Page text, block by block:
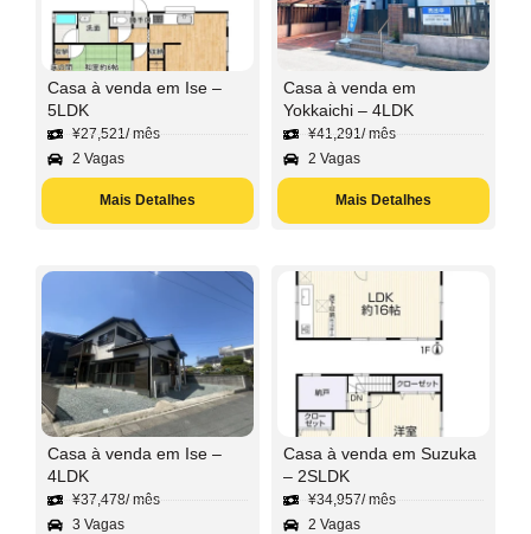
Casa à venda em Ise –
5LDK
¥27,521/ mês
2 Vagas
Mais Detalhes
Casa à venda em
Yokkaichi – 4LDK
¥41,291/ mês
2 Vagas
Mais Detalhes
Casa à venda em Ise –
4LDK
¥37,478/ mês
3 Vagas
Casa à venda em Suzuka
– 2SLDK
¥34,957/ mês
2 Vagas